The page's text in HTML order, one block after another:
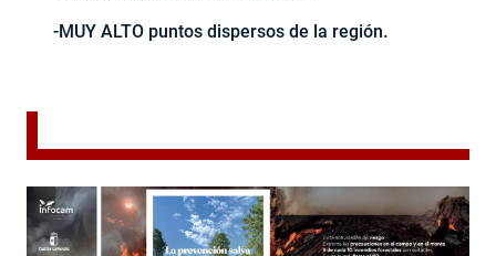
-MUY ALTO puntos dispersos de la región.